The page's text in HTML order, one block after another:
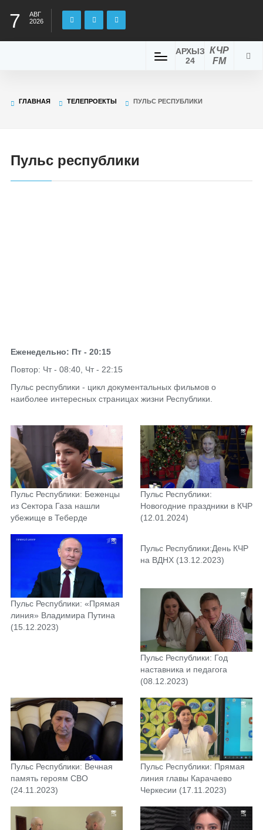
7
АВГ
2026
КЧР
FM
АРХЫЗ
24
ГЛАВНАЯ ТЕЛЕПРОЕКТЫ ПУЛЬС РЕСПУБЛИКИ
Пульс республики
Еженедельно: Пт - 20:15
Повтор: Чт - 08:40, Чт - 22:15
Пульс республики - цикл документальных фильмов о
наиболее интересных страницах жизни Республики.
Пульс Республики: Беженцы
из Сектора Газа нашли
убежище в Теберде
Пульс Республики:
Новогодние праздники в КЧР
(12.01.2024)
Пульс Республики: «Прямая
линия» Владимира Путина
(15.12.2023)
Пульс Республики:День КЧР
на ВДНХ (13.12.2023)
Пульс Республики: Год
наставника и педагога
(08.12.2023)
Пульс Республики: Вечная
память героям СВО
(24.11.2023)
Пульс Республики: Прямая
линия главы Карачаево
Черкесии (17.11.2023)